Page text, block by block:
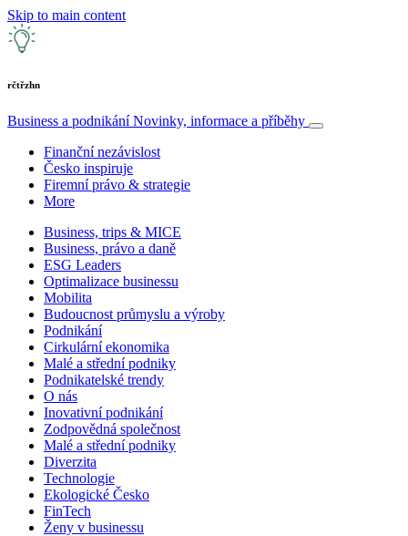
Skip to main content
rčtřzhn
Business a podnikáníNovinky, informace a příběhy
Finanční nezávislost
Česko inspiruje
Firemní právo & strategie
More
Business, trips & MICE
Business, právo a daně
ESG Leaders
Optimalizace businessu
Mobilita
Budoucnost průmyslu a výroby
Podnikání
Cirkulární ekonomika
Malé a střední podniky
Podnikatelské trendy
O nás
Inovativní podnikání
Zodpovědná společnost
Malé a střední podniky
Diverzita
Technologie
Ekologické Česko
FinTech
Ženy v businessu